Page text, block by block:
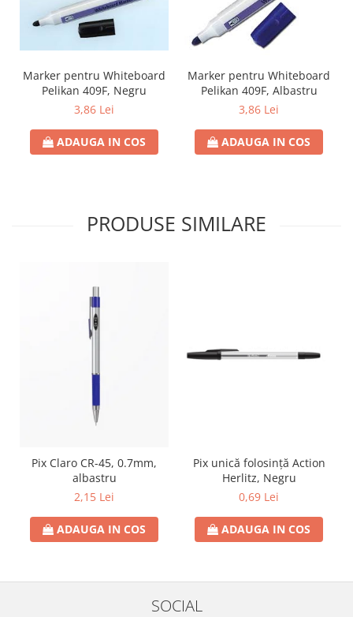
Marker pentru Whiteboard
Pelikan 409F, Negru
3,86 Lei
ADAUGA IN COS
Marker pentru Whiteboard
Pelikan 409F, Albastru
3,86 Lei
ADAUGA IN COS
PRODUSE SIMILARE
Pix Claro CR-45, 0.7mm,
albastru
2,15 Lei
ADAUGA IN COS
Pix unică folosință Action
Herlitz, Negru
0,69 Lei
ADAUGA IN COS
SOCIAL